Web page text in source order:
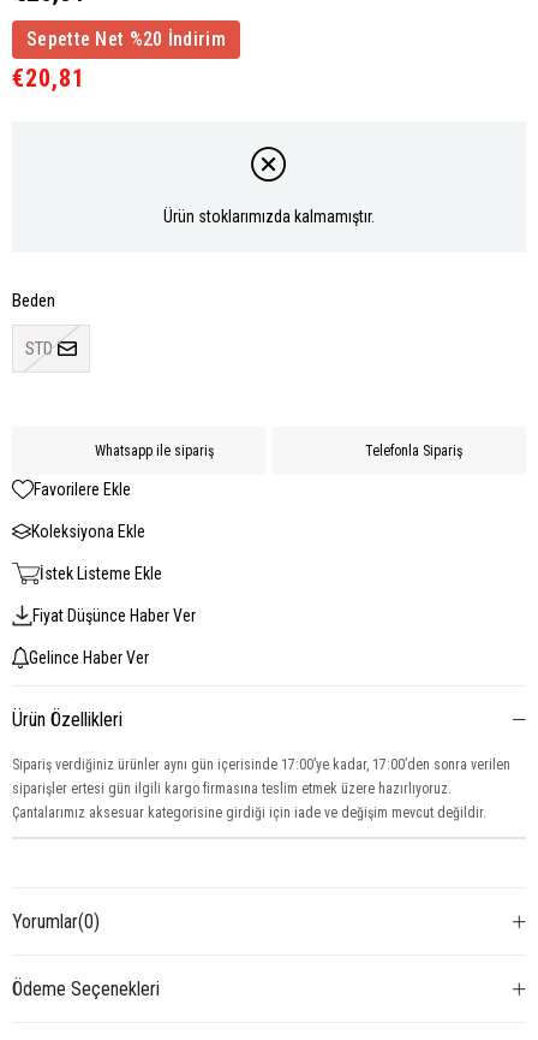
Sepette Net %20 İndirim
€20,81
Ürün stoklarımızda kalmamıştır.
Beden
STD
Whatsapp ile sipariş Telefonla Sipariş
Favorilere Ekle
Koleksiyona Ekle
İstek Listeme Ekle
Fiyat Düşünce Haber Ver
Gelince Haber Ver
Ürün Özellikleri
Sipariş verdiğiniz ürünler aynı gün içerisinde 17:00’ye kadar, 17:00’den sonra verilen
siparişler ertesi gün ilgili kargo firmasına teslim etmek üzere hazırlıyoruz.
Çantalarımız aksesuar kategorisine girdiği için iade ve değişim mevcut değildir.
Yorumlar(0)
Ödeme Seçenekleri